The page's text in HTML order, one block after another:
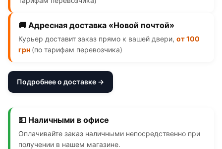
🚚 Адресная доставка «Новой почтой»
Курьер доставит заказ прямо к вашей двери, от 100
грн (по тарифам перевозчика)
Подробнее о доставке →
💵 Наличными в офисе
Оплачивайте заказ наличными непосредственно при
получении в нашем магазине.